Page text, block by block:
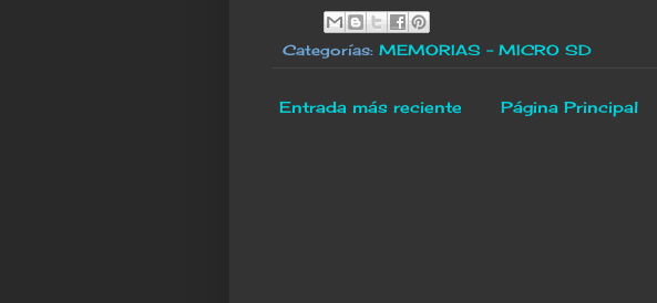
Categorías: MEMORIAS - MICRO SD
Entrada más reciente Página Principal